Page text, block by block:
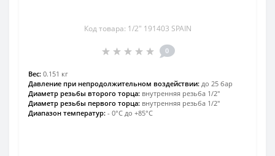
Код товара: 1/2″ 191403 SPAIN
0
Вес: 0.151 кг
Давление при непродолжительном воздействии: до 25 бар
Диаметр резьбы второго торца: внутренняя резьба 1/2″
Диаметр резьбы первого торца: внутренняя резьба 1/2″
Диапазон температур: - 0°С до +85°С